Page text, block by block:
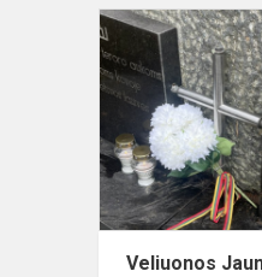
Veliuonos